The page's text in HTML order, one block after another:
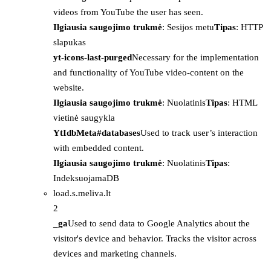
videos from YouTube the user has seen.
Ilgiausia saugojimo trukmė: Sesijos metuTipas: HTTP
slapukas
yt-icons-last-purgedNecessary for the implementation
and functionality of YouTube video-content on the
website.
Ilgiausia saugojimo trukmė: NuolatinisTipas: HTML
vietinė saugykla
YtIdbMeta#databasesUsed to track user’s interaction
with embedded content.
Ilgiausia saugojimo trukmė: NuolatinisTipas:
IndeksuojamaDB
load.s.meliva.lt
2
_gaUsed to send data to Google Analytics about the
visitor's device and behavior. Tracks the visitor across
devices and marketing channels.